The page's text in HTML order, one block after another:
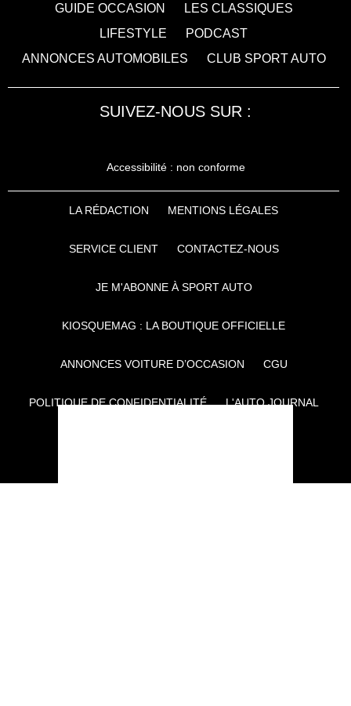
GUIDE OCCASION
LES CLASSIQUES
LIFESTYLE
PODCAST
ANNONCES AUTOMOBILES
CLUB SPORT AUTO
SUIVEZ-NOUS SUR :
Accessibilité : non conforme
LA RÉDACTION MENTIONS LÉGALES
SERVICE CLIENT CONTACTEZ-NOUS
JE M'ABONNE À SPORT AUTO
KIOSQUEMAG : LA BOUTIQUE OFFICIELLE
ANNONCES VOITURE D’OCCASION CGU
POLITIQUE DE CONFIDENTIALITÉ L'AUTO JOURNAL